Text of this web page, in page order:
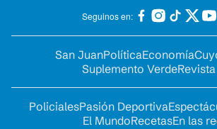
Seguinos en:
San JuanPolíticaEconomía
Suplemento Verde
PolicialesPasión Deportiva
El MundoRecetasEn las